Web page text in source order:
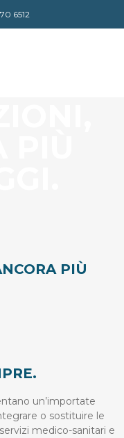
6512
PIÙ
un’importate
o sostituire le
medico-sanitari e